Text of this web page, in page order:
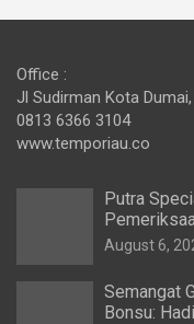
Office :
Jl Sudirman Kota Dumai,
0813 6366 3104
www.temporiau.co
Putra
August 6,
Semangat
Bonsu: